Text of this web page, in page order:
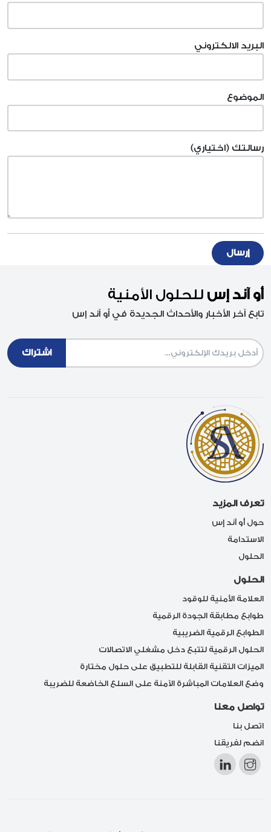
البريد الالكتروني
الموضوع
رسالتك (اختياري)
أو آند إس للحلول الأمنية
تابع آخر الأخبار والأحداث الجديدة في أو آند إس
Email
تعرف المزيد
حول أو آند إس
الاستدامة
الحلول
الحلول
العلامة الأمنية للوقود
طوابع مطابقة الجودة الرقمية
الطوابع الرقمية الضريبية
الحلول الرقمية لتتبع دخل مشغلي الاتصالات
الميزات التقنية القابلة للتطبيق على حلول مختارة
وضع العلامات المباشرة الآمنة على السلع الخاضعة للضريبة
تواصل معنا
اتصل بنا
انضم لفريقنا